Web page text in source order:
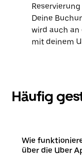
Deine
wird auch an
mit deinem
Häufig
Wie
über die Uber